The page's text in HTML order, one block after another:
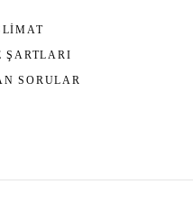
ŞARTLARI
SORULAR